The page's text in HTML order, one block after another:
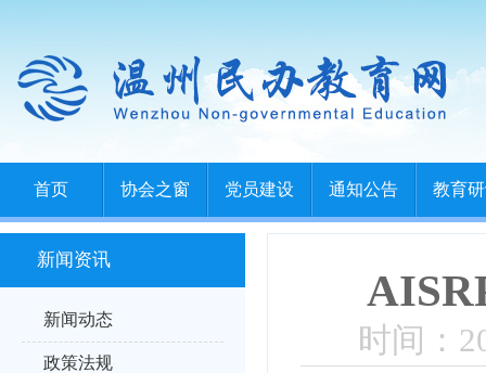
首页 协会之窗 党员建设 通知公告 教育
新闻资讯
新闻动态
政策法规
时间：